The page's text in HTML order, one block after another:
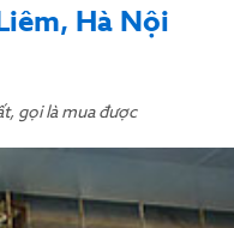
Hà Nội
gọi là mua được